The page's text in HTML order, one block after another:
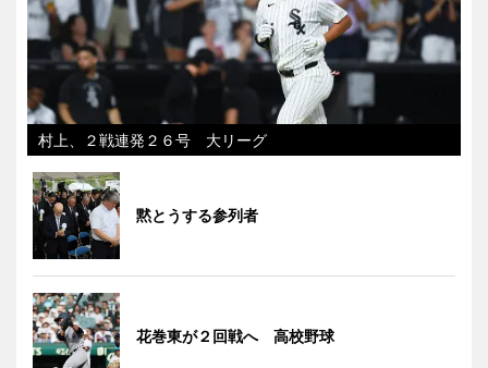
村上、２戦連発２６号 大リーグ
黙とうする参列者
花巻東が２回戦へ 高校野球